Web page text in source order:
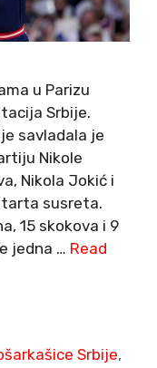
u Parizu
Srbije.
savladala je
Nikole
Nikola Jokić i
susreta.
15 skokova i 9
jedna … Read
Srbije,